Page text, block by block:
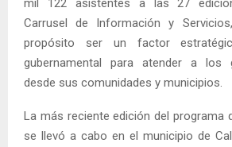
Carrusel de Información y
propósito ser un factor
gubernamental para atender a los
desde sus comunidades y municipios.
La más reciente edición del programa
se llevó a cabo en el municipio de